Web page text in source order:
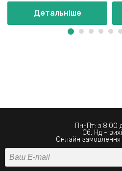
Детальніше
Пн-Пт: з 8:00
Сб, Нд -
Онлайн замовлення